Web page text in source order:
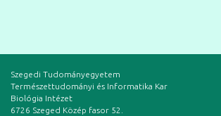
Szegedi Tudományegyetem
Természettudományi és Informatika Kar
Biológia Intézet
6726 Szeged Közép fasor 52.